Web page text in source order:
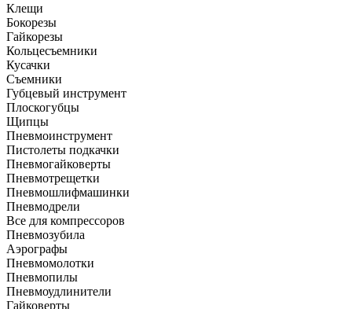
Клещи
Бокорезы
Гайкорезы
Кольцесъемники
Кусачки
Съемники
Губцевый инструмент
Плоскогубцы
Щипцы
Пневмоинструмент
Пистолеты подкачки
Пневмогайковерты
Пневмотрещетки
Пневмошлифмашинки
Пневмодрели
Все для компрессоров
Пневмозубила
Аэрографы
Пневмомолотки
Пневмопилы
Пневмоудлинители
Гайковерты